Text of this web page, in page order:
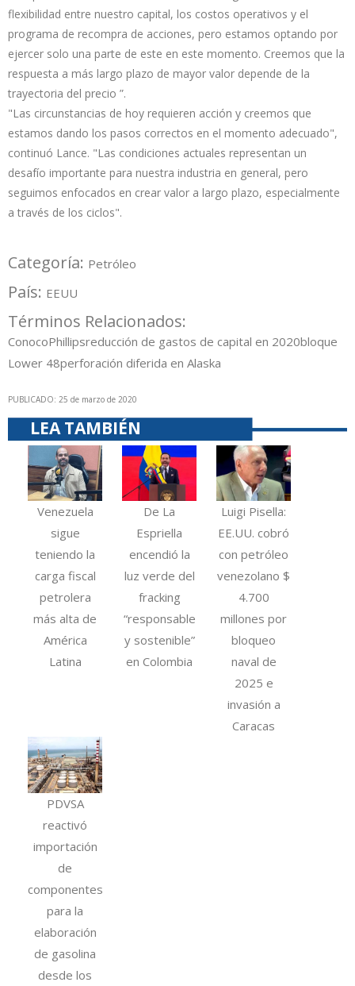
flexibilidad entre nuestro capital, los costos operativos y el
programa de recompra de acciones, pero estamos optando por
ejercer solo una parte de este en este momento. Creemos que la
respuesta a más largo plazo de mayor valor depende de la
trayectoria del precio ”.
"Las circunstancias de hoy requieren acción y creemos que
estamos dando los pasos correctos en el momento adecuado",
continuó Lance. "Las condiciones actuales representan un
desafío importante para nuestra industria en general, pero
seguimos enfocados en crear valor a largo plazo, especialmente
a través de los ciclos".
Categoría: Petróleo
País: EEUU
Términos Relacionados:
ConocoPhillipsreducción de gastos de capital en 2020bloque
Lower 48perforación diferida en Alaska
PUBLICADO: 25 de marzo de 2020
LEA TAMBIÉN
Venezuela
sigue
teniendo la
carga fiscal
petrolera
más alta de
América
Latina
De La
Espriella
encendió la
luz verde del
fracking
“responsable
y sostenible”
en Colombia
Luigi Pisella:
EE.UU. cobró
con petróleo
venezolano $
4.700
millones por
bloqueo
naval de
2025 e
invasión a
Caracas
PDVSA
reactivó
importación
de
componentes
para la
elaboración
de gasolina
desde los